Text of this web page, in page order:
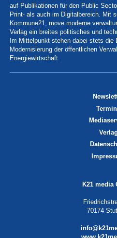
auf Publikationen für den Public
Print- als auch im Digitalbereich. Mit
Kommune21, move moderne
Verlag ein breites politisches und
Im Mittelpunkt stehen dabei stets die
Modernisierung der öffentlichen
Energiewirtschaft.
Verlag
K21 media
70174